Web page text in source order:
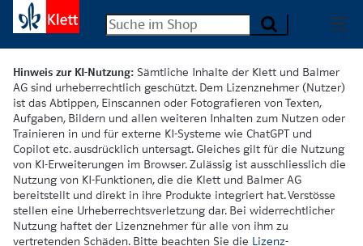
Hinweis zur KI-Nutzung: Sämtliche Inhalte der Klett und Balmer
AG sind urheberrechtlich geschützt. Dem Lizenznehmer (Nutzer)
ist das Abtippen, Einscannen oder Fotografieren von Texten,
Aufgaben, Bildern und allen weiteren Inhalten zum Nutzen oder
Trainieren in und für externe KI-Systeme wie ChatGPT und
Copilot etc. ausdrücklich untersagt. Gleiches gilt für die Nutzung
von KI-Erweiterungen im Browser. Zulässig ist ausschliesslich die
Nutzung von KI-Funktionen, die die Klett und Balmer AG
bereitstellt und direkt in ihre Produkte integriert hat. Verstösse
stellen eine Urheberrechtsverletzung dar. Bei widerrechtlicher
Nutzung haftet der Lizenznehmer für alle von ihm zu
vertretenden Schäden. Bitte beachten Sie die Lizenz-